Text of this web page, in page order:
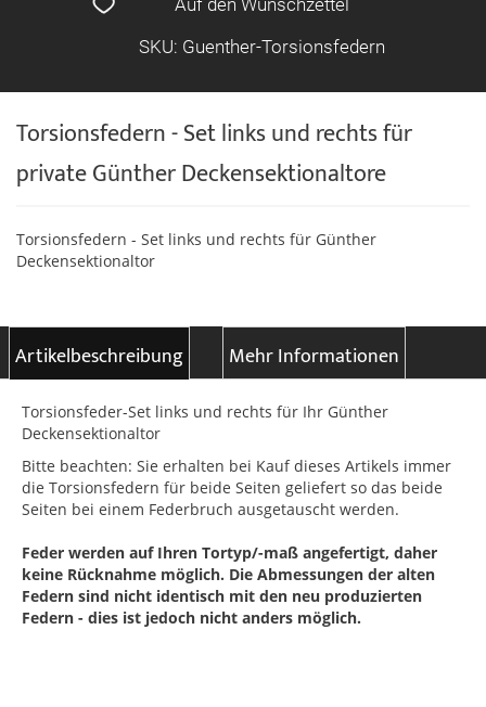
Torsionsfedern - Set links und rechts für
private Günther Deckensektionaltore
Auf den Wunschzettel
SKU: Guenther-Torsionsfedern
Torsionsfedern - Set links und rechts für Günther
Deckensektionaltor
Artikelbeschreibung Mehr Informationen
Torsionsfeder-Set links und rechts für Ihr Günther
Deckensektionaltor
Bitte beachten: Sie erhalten bei Kauf dieses Artikels immer
die Torsionsfedern für beide Seiten geliefert so das beide
Seiten bei einem Federbruch ausgetauscht werden.
Feder werden auf Ihren Tortyp/-maß angefertigt, daher
keine Rücknahme möglich. Die Abmessungen der alten
Federn sind nicht identisch mit den neu produzierten
Federn - dies ist jedoch nicht anders möglich.